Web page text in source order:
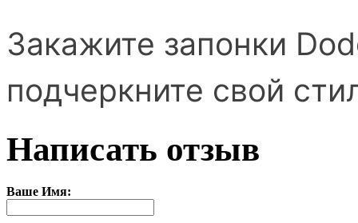
Закажите запонки
подчеркните свой
Написать отзыв
Ваше Имя: